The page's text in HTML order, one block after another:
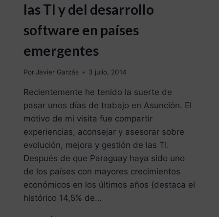
las TI y del desarrollo
software en países
emergentes
Por Javier Garzás 3 julio, 2014
Recientemente he tenido la suerte de
pasar unos días de trabajo en Asunción. El
motivo de mi visita fue compartir
experiencias, aconsejar y asesorar sobre
evolución, mejora y gestión de las TI.
Después de que Paraguay haya sido uno
de los países con mayores crecimientos
económicos en los últimos años (destaca el
histórico 14,5% de…